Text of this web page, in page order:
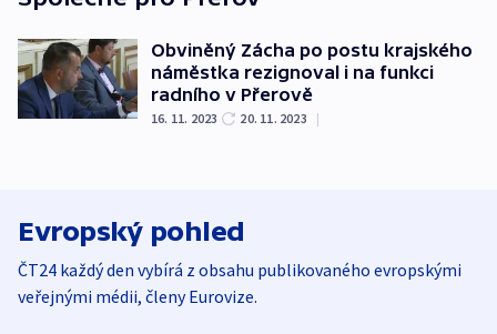
Obviněný Zácha po postu krajského
náměstka rezignoval i na funkci
radního v Přerově
16. 11. 2023 20. 11. 2023 |
Evropský pohled
ČT24 každý den vybírá z obsahu publikovaného evropskými
veřejnými médii, členy Eurovize.